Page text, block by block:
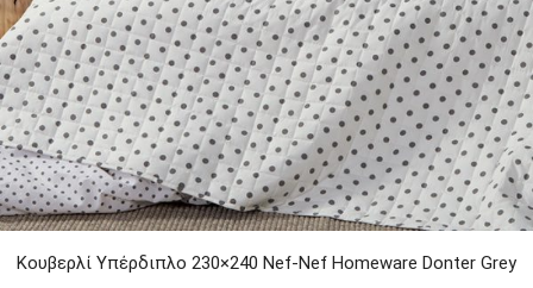
Κουβερλί Υπέρδιπλο 230×240 Nef-Nef Homeware Donter Grey